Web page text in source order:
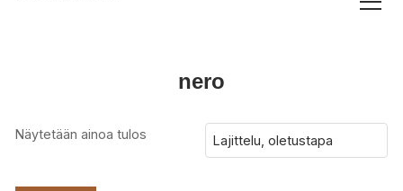
nero
Näytetään ainoa tulos